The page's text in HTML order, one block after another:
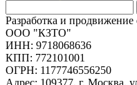
Разработка и продвижение
ООО "КЗТО"
ИНН: 9718068636
КПП: 772101001
ОГРН: 1177746556250
Адрес: 109377, г. Москва,